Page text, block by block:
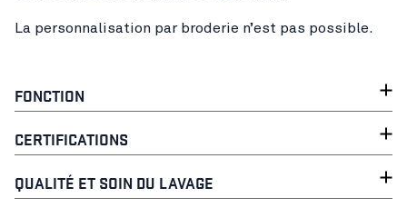
La personnalisation par broderie n’est pas possible.
FONCTION
CERTIFICATIONS
QUALITÉ ET SOIN DU LAVAGE